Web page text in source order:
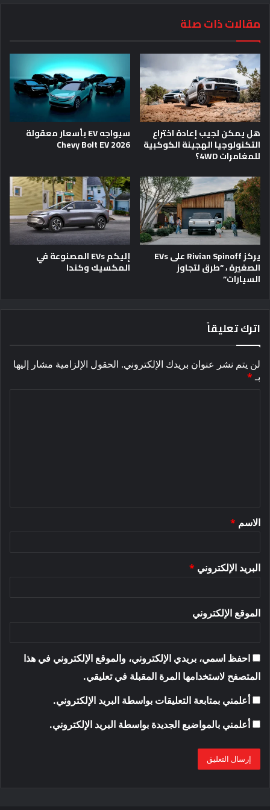
مقالات ذات صلة
هل يمكن لجيب إعادة اختراع
التكنولوجيا الهجينة الكوكبية
للمغامرات 4WD؟
سيواجه EV بأسعار معقولة
2026 Chevy Bolt EV
يركز Rivian Spinoff على EVs
الصغيرة ، “طرق لتجاوز
السيارات”
إليكم EVs المصنوعة في
المكسيك وكندا
اترك تعليقاً
لن يتم نشر عنوان بريدك الإلكتروني. الحقول الإلزامية مشار إليها
بـ*
*
الاسم *
البريد الإلكتروني *
الموقع الإلكتروني
احفظ اسمي، بريدي الإلكتروني، والموقع الإلكتروني في هذا
المتصفح لاستخدامها المرة المقبلة في تعليقي.
أعلمني بمتابعة التعليقات بواسطة البريد الإلكتروني.
أعلمني بالمواضيع الجديدة بواسطة البريد الإلكتروني.